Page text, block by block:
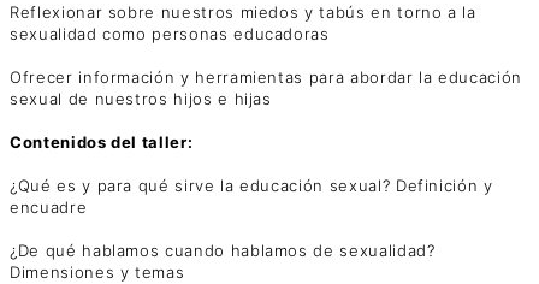
Reflexionar sobre nuestros miedos y tabús en torno a la
sexualidad como personas educadoras
Ofrecer información y herramientas para abordar la educación
sexual de nuestros hijos e hijas
Contenidos del taller:
¿Qué es y para qué sirve la educación sexual? Definición y
encuadre
¿De qué hablamos cuando hablamos de sexualidad?
Dimensiones y temas